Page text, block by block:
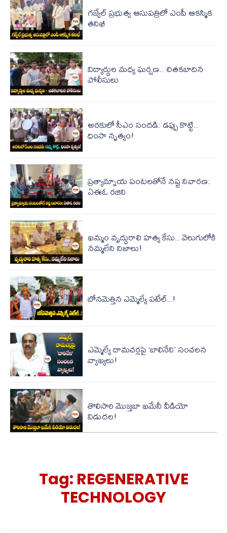
గజ్వేల్ ప్రభుత్వ ఆసుపత్రిలో ఎంపీ ఆక‌స్మిక
త‌నిఖీ
విద్యార్థుల మధ్య ఘర్షణ.. చితకబాదిన
పోలీసులు
అరకులో సీఎం సందడి: డప్పు కొట్టి..
ధింసా నృత్యం!
ప్రత్యామ్నాయ పంటల‌తోనే న‌ష్ట నివార‌ణ:
ఏఈఓ రజిని
ఖమ్మం వృద్ధురాలి హత్య కేసు.. వెలుగులోకి
నమ్మలేని నిజాలు!
బోనమెత్తిన ఎమ్మెల్యే పటేల్..!
ఎమ్మెల్యే దామచర్లపై ‘బాలినేని’ సంచలన
వ్యాఖ్యలు!
తొలిసారి మొజ్త‌బా ఖ‌మేనీ వీడియో
విడుద‌ల‌!
Tag: REGENERATIVE
TECHNOLOGY